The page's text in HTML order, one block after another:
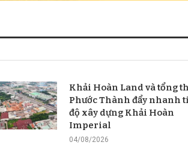
Khải Hoàn Land và tổng
Phước Thành đẩy nhanh
độ xây dựng Khải Hoàn
Imperial
04/08/2026